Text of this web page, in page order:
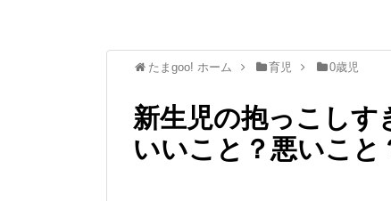
たまgoo! ホーム 育児 0歳児
新生児の抱っこしす
いいこと？悪いこと